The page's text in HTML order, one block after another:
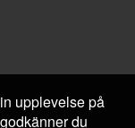
upplevelse på
du